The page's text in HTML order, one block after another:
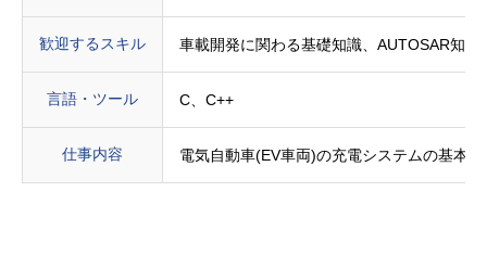
歓迎するスキル 車載開発に関わる基礎知識、AUTOSAR知
言語・ツール C、C++
仕事内容 電気自動車(EV車両)の充電システムの基本